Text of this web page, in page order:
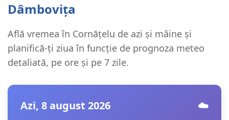
Dâmbovița
Află vremea în Cornățelu de azi și mâine și
planifică-ți ziua în funcție de prognoza meteo
detaliată, pe ore și pe 7 zile.
Azi, 8 august 2026 ☁️